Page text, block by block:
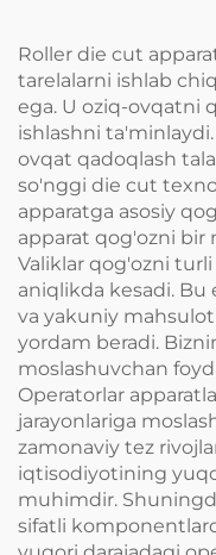
Roller die cut
tarelalarni ishlab
ega. U oziq-ovqatni
ishlashni
ovqat qadoqlash
so'nggi die cut
apparatga asosiy
apparat qog'ozni bir
Valiklar qog'ozni
aniqlikda kesadi.
va yakuniy
yordam beradi.
moslashuvchan
Operatorlar
jarayonlariga
zamonaviy tez
iqtisodiyotining
muhimdir.
sifatli